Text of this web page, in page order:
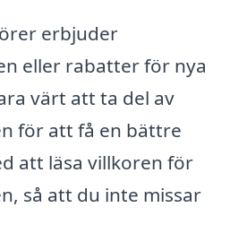
erbjuder
eller rabatter för nya
värt att ta del av
för att få en bättre
att läsa villkoren för
så att du inte missar